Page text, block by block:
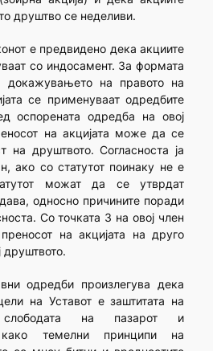
друштво се неделиви.
е предвидено дека акциите
со индосамент. За формата
докажувањето на правото на
се применуваат одредбите
оспорената одредба на овој
на акцијата може да се
на друштвото. Согласноста ја
ако со статутот поинаку не е
можат да се утврдат
односно причините поради
Со точката 3 на овој член
на акцијата на друго
друштвото.
одредби произлегува дека
на Уставот е заштитата на
на пазарот и
како темелни принципи на